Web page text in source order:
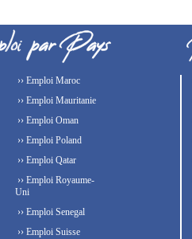
›› Emploi Maroc
›› Emploi Mauritanie
›› Emploi Oman
›› Emploi Poland
›› Emploi Qatar
›› Emploi Royaume-
Uni
›› Emploi Senegal
›› Emploi Suisse